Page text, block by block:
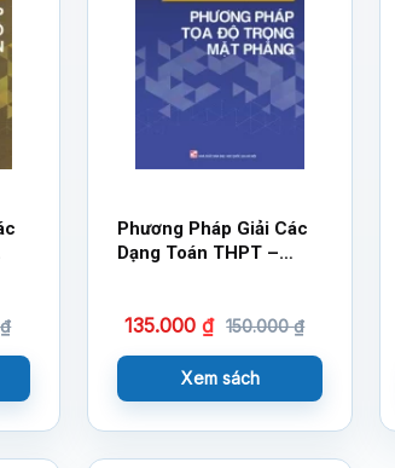
₫
Phương Pháp Giải Các
Dạng Toán THPT –
135.000₫ 150.000₫
Xem sách